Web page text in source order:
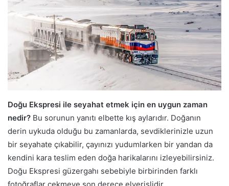
Doğu Ekspresi ile seyahat etmek için en uygun zaman
nedir? Bu sorunun yanıtı elbette kış aylarıdır. Doğanın
derin uykuda olduğu bu zamanlarda, sevdiklerinizle uzun
bir seyahate çıkabilir, çayınızı yudumlarken bir yandan da
kendini kara teslim eden doğa harikalarını izleyebilirsiniz.
Doğu Ekspresi güzergahı sebebiyle birbirinden farklı